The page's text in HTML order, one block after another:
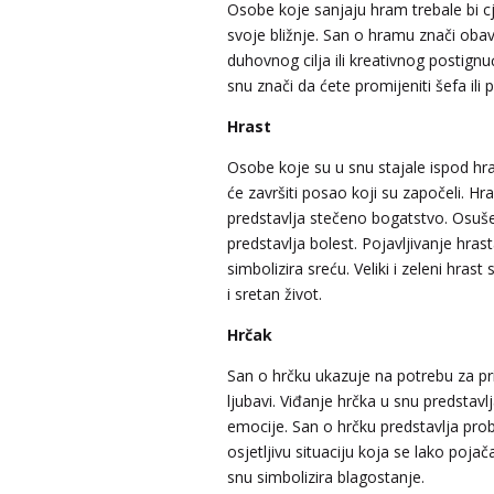
Osobe koje sanjaju hram trebale bi
svoje bližnje. San o hramu znači
duhovnog cilja ili kreativnog
snu znači da ćete promijeniti šefa ili
Hrast
Osobe koje su u snu stajale ispod
će završiti posao koji su započeli.
predstavlja stečeno bogatstvo.
predstavlja bolest. Pojavljivanje
simbolizira sreću. Veliki i zeleni hrast
i sretan život.
Hrčak
San o hrčku ukazuje na potrebu za
ljubavi. Viđanje hrčka u snu
emocije. San o hrčku predstavlja
osjetljivu situaciju koja se lako
snu simbolizira blagostanje.
DINA / Kod 38
Tarot savjetnik je zauzet
TEHNIKE:numerologija, tarot, sudbinske karte
Broj tel: 064/600-600
tel:0,93€ - mob:1,12€ min
DIJA/ Kod 64
Tarot savjetnik je slobodan
TEHNIKE:vedska astrologija (jyotish), reiki, tarot,
karte, duhovni razgovori